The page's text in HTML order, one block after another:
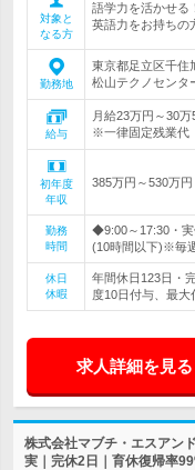
対象と
なる方
語学力を活かせる
英語力をお持ちの
勤務地
東京都足立区千住
松山テクノセンタ
給与
月給23万円～30
※一律固定残業代
初年度
年収
385万円～530万円
勤務
時間
◆9:00～17:30・実
(10時間以下)※毎
休日
休暇
年間休日123日・
度10日付与、最大
求人詳細を見る
株式会社マブチ・エスアン
実｜完休2日｜育休復帰率